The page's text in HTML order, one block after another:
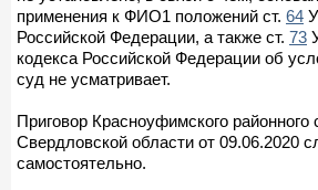
применения к ФИО1 положений ст. 64
Российской Федерации, а также ст. 73
кодекса Российской Федерации об
суд не усматривает.
Приговор Красноуфимского районного
Свердловской области от 09.06.2020
самостоятельно.